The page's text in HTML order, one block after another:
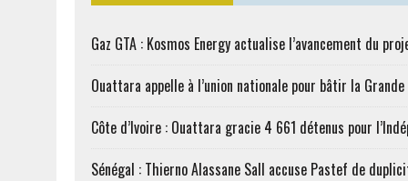
Gaz GTA : Kosmos Energy actualise l’avancement du
Ouattara appelle à l’union nationale pour bâtir la Grande
Côte d’Ivoire : Ouattara gracie 4 661 détenus pour
Sénégal : Thierno Alassane Sall accuse Pastef de